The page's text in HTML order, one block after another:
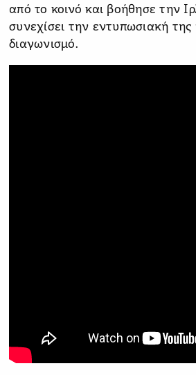
από το κοινό και βοήθησε την
συνεχίσει την εντυπωσιακή της
διαγωνισμό.